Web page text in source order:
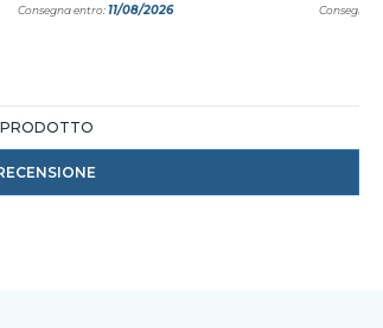
Consegna entro:11/08/2026 Consegna
PRODOTTO